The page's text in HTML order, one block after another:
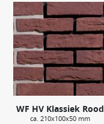
WF HV Klassiek Rood
ca. 210x100x50 mm